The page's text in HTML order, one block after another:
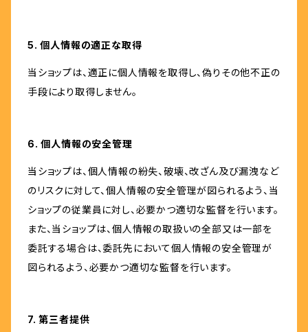
5. 個人情報の適正な取得
当ショップは、適正に個人情報を取得し、偽りその他不正の
手段により取得しません。
6. 個人情報の安全管理
当ショップは、個人情報の紛失、破壊、改ざん及び漏洩など
のリスクに対して、個人情報の安全管理が図られるよう、当
ショップの従業員に対し、必要かつ適切な監督を行います。
また、当ショップは、個人情報の取扱いの全部又は一部を
委託する場合は、委託先において個人情報の安全管理が
図られるよう、必要かつ適切な監督を行います。
7. 第三者提供